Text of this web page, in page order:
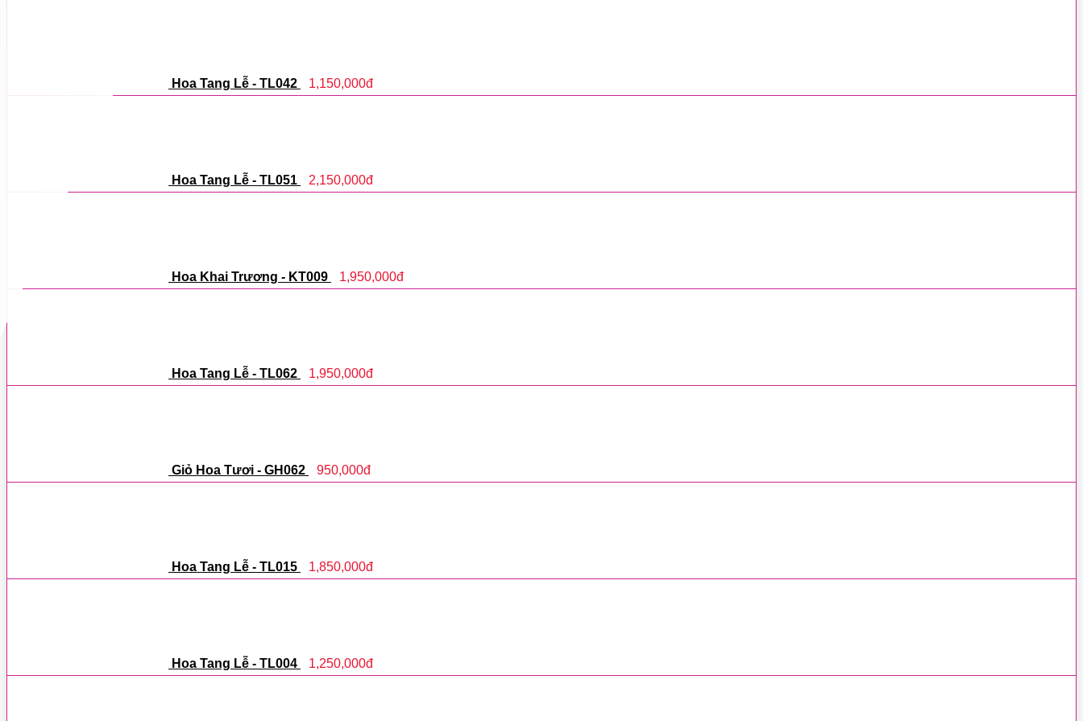
Hoa Tang Lễ - TL042 1,150,000đ
Hoa Tang Lễ - TL051 2,150,000đ
Hoa Khai Trương - KT009 1,950,000đ
Hoa Tang Lễ - TL062 1,950,000đ
Giỏ Hoa Tươi - GH062 950,000đ
Hoa Tang Lễ - TL015 1,850,000đ
Hoa Tang Lễ - TL004 1,250,000đ